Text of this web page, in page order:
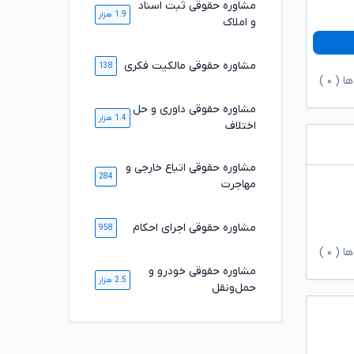
( ۰
( ۰
مشاوره حقوقی ثبت اسناد
و املاک
1.9 هزار
مشاوره حقوقی مالکیت فکری 138
مشاوره حقوقی داوری و حل
اختلاف
1.4 هزار
مشاوره حقوقی اتباع خارجی و
مهاجرت
284
مشاوره حقوقی اجرای احکام 958
مشاوره حقوقی خودرو و
حمل‌ونقل
2.5 هزار